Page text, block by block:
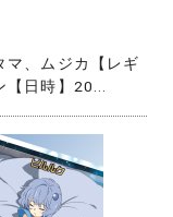
マ、ムジカ【レギ
【日時】20...